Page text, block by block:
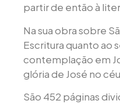
partir de então à
Na sua obra sobre
Escritura quanto ao
contemplação em
glória de José no
São 452 páginas